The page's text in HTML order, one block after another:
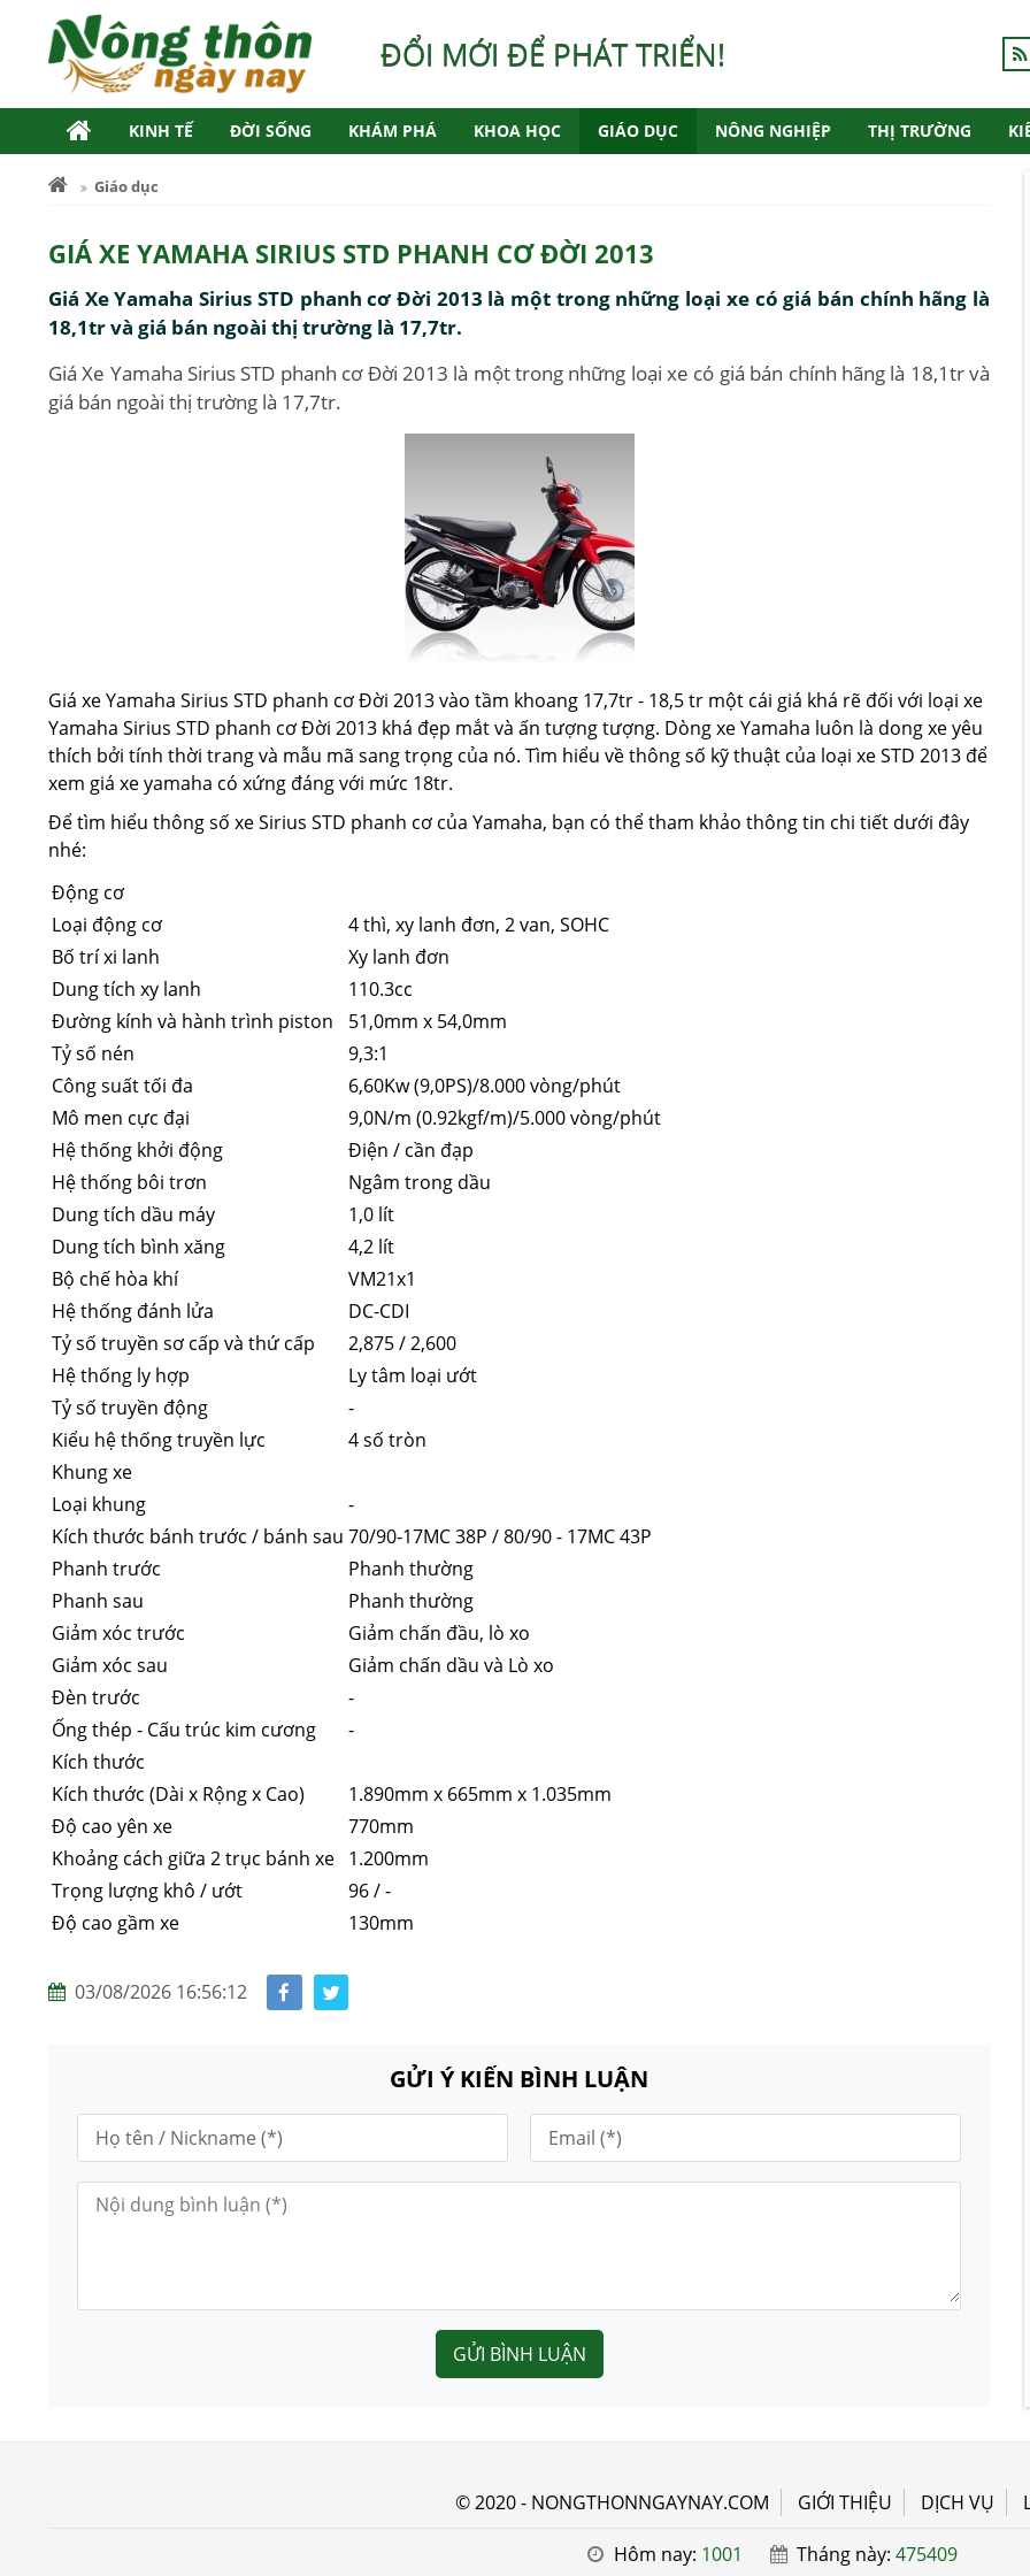
ĐỔI MỚI ĐỂ PHÁT TRIỂN!
KINH TẾ ĐỜI SỐNG KHÁM PHÁ KHOA HỌC GIÁO DỤC NÔNG NGHIỆP THỊ TRƯỜNG
Giáo dục
GIÁ XE YAMAHA SIRIUS STD PHANH CƠ ĐỜI 2013
Giá Xe Yamaha Sirius STD phanh cơ Đời 2013 là một trong những loại xe có giá bán chính hãng là
18,1tr và giá bán ngoài thị trường là 17,7tr.
Giá Xe Yamaha Sirius STD phanh cơ Đời 2013 là một trong những loại xe có giá bán chính hãng là 18,1tr và
giá bán ngoài thị trường là 17,7tr.
Giá xe Yamaha Sirius STD phanh cơ Đời 2013 vào tầm khoang 17,7tr - 18,5 tr một cái giá khá rẽ đối với loại xe
Yamaha Sirius STD phanh cơ Đời 2013 khá đẹp mắt và ấn tượng tượng. Dòng xe Yamaha luôn là dong xe yêu
thích bởi tính thời trang và mẫu mã sang trọng của nó. Tìm hiểu về thông số kỹ thuật của loại xe STD 2013 để
xem giá xe yamaha có xứng đáng với mức 18tr.
Để tìm hiểu thông số xe Sirius STD phanh cơ của Yamaha, bạn có thể tham khảo thông tin chi tiết dưới đây
nhé:
Động cơ
Loại động cơ
4 thì, xy lanh đơn, 2 van, SOHC
Bố trí xi lanh
Xy lanh đơn
Dung tích xy lanh
110.3cc
Đường kính và hành trình piston
51,0mm x 54,0mm
Tỷ số nén
9,3:1
Công suất tối đa
6,60Kw (9,0PS)/8.000 vòng/phút
Mô men cực đại
9,0N/m (0.92kgf/m)/5.000 vòng/phút
Hệ thống khởi động
Điện / cần đạp
Hệ thống bôi trơn
Ngâm trong dầu
Dung tích dầu máy
1,0 lít
Dung tích bình xăng
4,2 lít
Bộ chế hòa khí
VM21x1
Hệ thống đánh lửa
DC-CDI
Tỷ số truyền sơ cấp và thứ cấp
2,875 / 2,600
Hệ thống ly hợp
Ly tâm loại ướt
Tỷ số truyền động
-
Kiểu hệ thống truyền lực
4 số tròn
Khung xe
Loại khung
-
Kích thước bánh trước / bánh sau 70/90-17MC 38P / 80/90 - 17MC 43P
Phanh trước
Phanh thường
Phanh sau
Phanh thường
Giảm xóc trước
Giảm chấn đầu, lò xo
Giảm xóc sau
Giảm chấn dầu và Lò xo
Đèn trước
-
Ống thép - Cấu trúc kim cương
-
Kích thước
Kích thước (Dài x Rộng x Cao)
1.890mm x 665mm x 1.035mm
Độ cao yên xe
770mm
Khoảng cách giữa 2 trục bánh xe 1.200mm
Trọng lượng khô / ướt
96 / -
Độ cao gầm xe
130mm
03/08/2026 16:56:12
GỬI Ý KIẾN BÌNH LUẬN
GỬI BÌNH LUẬN
© 2020 - NONGTHONNGAYNAY.COM GIỚI THIỆU DỊCH VỤ
Hôm nay: 1001 Tháng này:475409